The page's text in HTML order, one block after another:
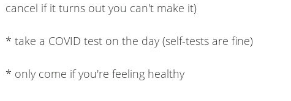
cancel if it turns out you can't make it)
* take a COVID test on the day (self-tests are fine)
* only come if you're feeling healthy